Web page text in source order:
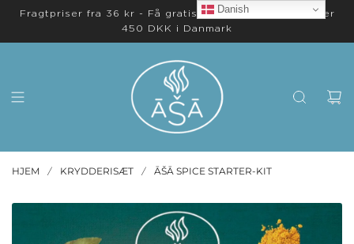
Fragtpriser fra 36 kr - Få gratis levering på ordrer over
450 DKK i Danmark
HJEM / KRYDDERISÆT / ĀŠĀ SPICE STARTER-KIT
Danish